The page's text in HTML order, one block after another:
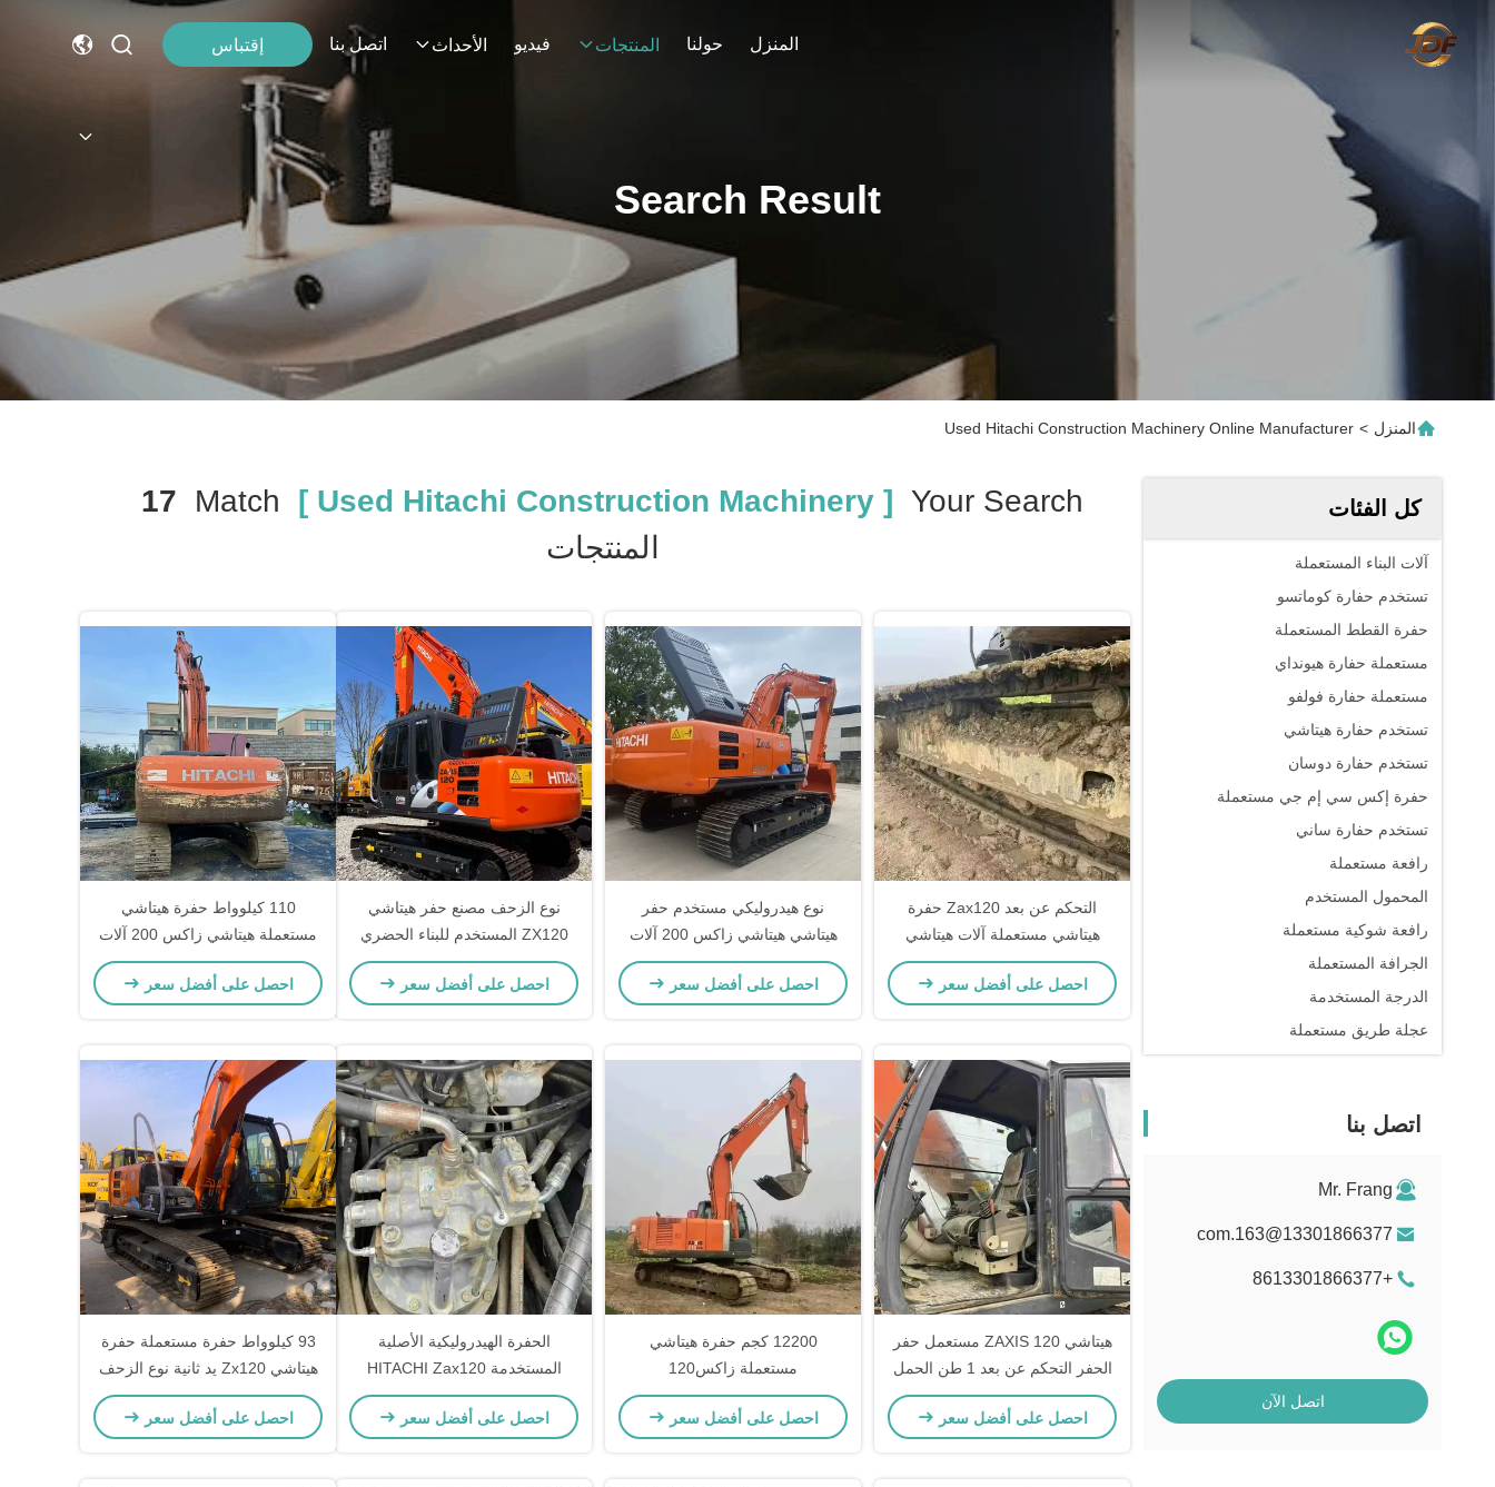
المنزل حولنا المنتجات فيديو الأحداث اتصل بنا إقتباس
Search Result
المنزل >
Used Hitachi Construction Machinery Online Manufacturer
كل الفئات
آلات البناء المستعملة
تستخدم حفارة كوماتسو
حفرة القطط المستعملة
مستعملة حفارة هيونداي
مستعملة حفارة فولفو
تستخدم حفارة هيتاشي
تستخدم حفارة دوسان
حفرة إكس سي إم جي مستعملة
تستخدم حفارة ساني
رافعة مستعملة
المحمول المستخدم
رافعة شوكية مستعملة
الجرافة المستعملة
الدرجة المستخدمة
عجلة طريق مستعملة
اتصل بنا
Mr. Frang
13301866377@163.com
+8613301866377
اتصل الآن
Your Search
[ Used Hitachi Construction Machinery ]
17
المنتجات
التحكم عن بعد Zax120 حفرة
هيتاشي مستعملة آلات هيتاشي
للبناء
احصل على أفضل سعر
نوع هيدروليكي مستخدم حفر
هيتاشي هيتاشي زاكس 200 آلات
البناء يد ثانية
احصل على أفضل سعر
نوع الزحف مصنع حفر هيتاشي
ZX120 المستخدم للبناء الحضري
احصل على أفضل سعر
110 كيلوواط حفرة هيتاشي
مستعملة هيتاشي زاكس 200 آلات
البناء 19400 كجم
احصل على أفضل سعر
هيتاشي ZAXIS 120 مستعمل حفر
الحفر التحكم عن بعد 1 طن الحمل
للبناء
احصل على أفضل سعر
12200 كجم حفرة هيتاشي
مستعملة زاكس120
احصل على أفضل سعر
الحفرة الهيدروليكية الأصلية
المستخدمة HITACHI Zax120
الحفرة الهيدروليكية لمهندسة البناء
احصل على أفضل سعر
93 كيلوواط حفرة مستعملة حفرة
هيتاشي Zx120 يد ثانية نوع الزحف
الحفرة
احصل على أفضل سعر